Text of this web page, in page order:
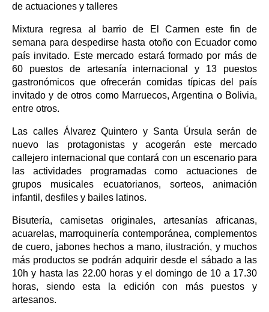
de actuaciones y talleres
Mixtura regresa al barrio de El Carmen este fin de
semana para despedirse hasta otoño con Ecuador como
país invitado. Este mercado estará formado por más de
60 puestos de artesanía internacional y 13 puestos
gastronómicos que ofrecerán comidas típicas del país
invitado y de otros como Marruecos, Argentina o Bolivia,
entre otros.
Las calles Álvarez Quintero y Santa Úrsula serán de
nuevo las protagonistas y acogerán este mercado
callejero internacional que contará con un escenario para
las actividades programadas como actuaciones de
grupos musicales ecuatorianos, sorteos, animación
infantil, desfiles y bailes latinos.
Bisutería, camisetas originales, artesanías africanas,
acuarelas, marroquinería contemporánea, complementos
de cuero, jabones hechos a mano, ilustración, y muchos
más productos se podrán adquirir desde el sábado a las
10h y hasta las 22.00 horas y el domingo de 10 a 17.30
horas, siendo esta la edición con más puestos y
artesanos.